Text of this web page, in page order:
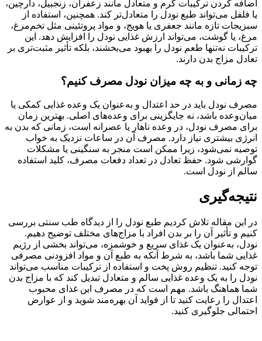
اضافه کردن ترکیبات گرم و متعادل مانند زعفران، زنجبیل، دارچین،
یا فلفل می‌تواند طبع نودل را متعادل‌تر کند. همچنین، استفاده از
سبزیجات تازه مانند جعفری یا هویج، و مواد پروتئینی مثل تخم‌مرغ،
مرغ، یا گوشت، می‌تواند ارزش غذایی نودل را افزایش دهد. این
ترکیبات نه‌تنها طعم نودل را بهبود می‌بخشند، بلکه تأثیر مثبت‌تری بر
تعادل مزاج بدن دارند.
چه زمانی و به چه میزان نودل مصرف کنیم؟
مصرف نودل باید در حد اعتدال و به‌عنوان یک وعده غذایی کمکی یا
میان‌وعده باشد، نه جایگزینی برای وعده‌های اصلی. بهترین زمان
برای مصرف نودل، در وعده ناهار یا عصرانه است، زمانی که بدن به
انرژی بیشتری نیاز دارد. مصرف آن در ساعات نزدیک به خواب
توصیه نمی‌شود، زیرا ممکن است منجر به سنگینی یا مشکلات
گوارشی شود. حفظ تعادل در تعداد دفعات مصرف، کلید استفاده
سالم از نودل است.
نتیجه‌گیری
در این مقاله تلاش کردیم طبع نودل را از دیدگاه طب سنتی بررسی
کنیم و تأثیر آن را بر بدن افراد با مزاج‌های مختلف توضیح دهیم.
نودل، به‌عنوان یک غذای سریع و خوشمزه، می‌تواند بخشی از رژیم
غذایی شما باشد، به شرط آنکه به طبع آن و مواد افزودنی مصرفی
توجه کنید. تنظیم روش پخت و استفاده از ترکیبات مناسب می‌تواند
نودل را به یک وعده غذایی سالم و متعادل تبدیل کند که با مزاج بدن
شما هماهنگ باشد. مهم است که در مصرف این غذای محبوب
اعتدال را رعایت کنید تا از فواید آن بهره‌مند شوید و از عوارض
احتمالی جلوگیری کنید.